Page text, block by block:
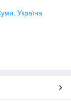
Україна